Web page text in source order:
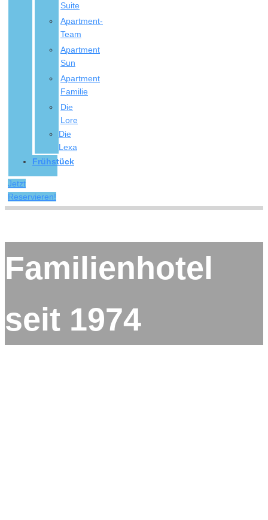
Suite
Apartment-
Team
Apartment
Sun
Apartment
Familie
Die
Lore
Die
Lexa
Frühstück
Jetzt
Reservieren!
Familienhotel
seit 1974